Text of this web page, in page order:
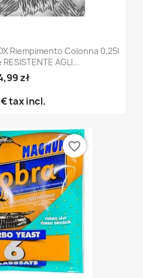
Riempimento Colonna 0,25l
AGLI...
zł
tax incl.
favorite_border